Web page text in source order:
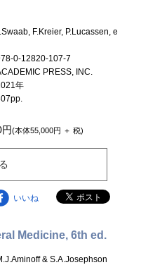
F.Kreier, P.Lucassen, e
0-12820-107-7
PRESS, INC.
年
円(本体55,000円 ＋ 税)
いいね
Medicine, 6th ed.
& S.A.Josephson